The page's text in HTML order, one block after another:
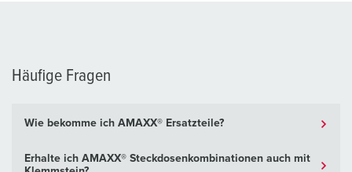
Häufige Fragen
Wie bekomme ich AMAXX® Ersatzteile?
Erhalte ich AMAXX® Steckdosenkombinationen auch mit